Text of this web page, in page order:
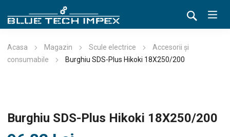
Acasa Magazin Scule electrice
Accesorii și
consumabile
Burghiu SDS-Plus Hikoki 18X250/200
Burghiu SDS-Plus Hikoki 18X250/200